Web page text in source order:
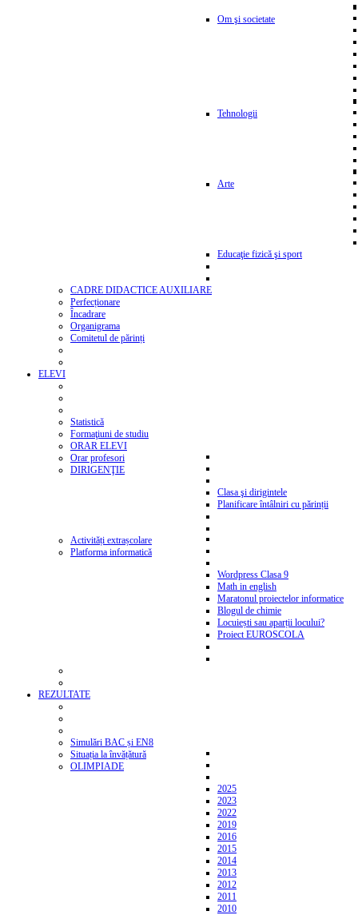
Om şi societate
Tehnologii
Arte
Educaţie fizică şi sport
CADRE DIDACTICE AUXILIARE
Perfecționare
Încadrare
Organigrama
Comitetul de părinți
ELEVI
Statistică
Formaţiuni de studiu
ORAR ELEVI
Orar profesori
DIRIGENŢIE
Clasa şi dirigintele
Planificare întâlniri cu părinții
Activități extrașcolare
Platforma informatică
Wordpress Clasa 9
Math in english
Maratonul proiectelor informatice
Blogul de chimie
Locuiești sau aparții locului?
Proiect EUROSCOLA
REZULTATE
Simulări BAC și EN8
Situația la învățătură
OLIMPIADE
2025
2023
2022
2019
2016
2015
2014
2013
2012
2011
2010